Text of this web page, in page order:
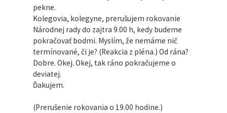
pekne.
Kolegovia, kolegyne, prerušujem rokovanie
Národnej rady do zajtra 9.00 h, kedy budeme
pokračovať bodmi. Myslím, že nemáme nič
termínované, či je? (Reakcia z pléna.) Od rána?
Dobre. Okej. Okej, tak ráno pokračujeme o
deviatej.
Ďakujem.
(Prerušenie rokovania o 19.00 hodine.)